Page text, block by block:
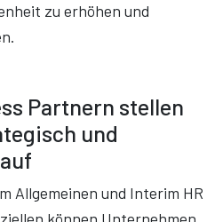
zu erhöhen und
Partnern stellen
und
Allgemeinen und Interim HR
können Unternehmen